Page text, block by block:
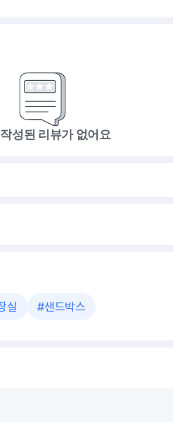
성된 리뷰가 없어요
실 #샌드박스